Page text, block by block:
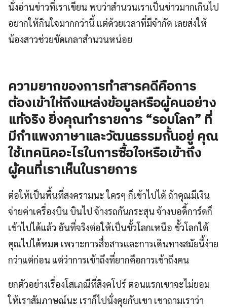
นั่งอ่านข่าวที่เราเขียน พบว่าสำนวนเราเป็นข่าวมากเกินไป
อยากให้กินใจมากกว่านี้ แต่ด้วยเวลาที่มีจำกัด เลยส่งให้
น้องสาวช่วยขัดเกลาสำนวนหน่อย
ความยากของการทำสารคดีคือการ
ต้องเข้าให้ถึงแหล่งข้อมูลหรือผู้คนอย่าง
แท้จริง ยิ่งคุณทำรายการ “รอบโลก” ที่
มีกำแพงภาษาและวัฒนธรรมกั้นอยู่ คุณ
ใช้เทคนิคอะไรในการซื้อใจหรือเข้าถึง
ผู้คนที่เราเห็นในรายการ
ต่อให้เป็นพื้นที่สงครามนะ ใครๆ ก็เข้าไปได้ ถ้าคุณมีเงิน
จ่ายค่าเครื่องบิน บินไป จ้างรถกันกระสุน จ้างบอดี้การ์ดก็
เข้าไปได้แล้ว อันที่จริงต่อให้เป็นขั้วโลกเหนือ ขั้วโลกใต้
คุณไปได้หมด เพราะการสื่อสารและการเดินทางสมัยนี้ง่าย
กว่าแต่ก่อน แต่ว่าการเข้าถึงที่ยากคือการเข้าถึงคน
ยกตัวอย่างเรื่องโสเภณีที่สิงคโปร์ ตอนแรกเขาจะไม่ยอม
ให้เราสัมภาษณ์นะ เราก็ไปนั่งคุยกับเขา เขาถามเราว่า